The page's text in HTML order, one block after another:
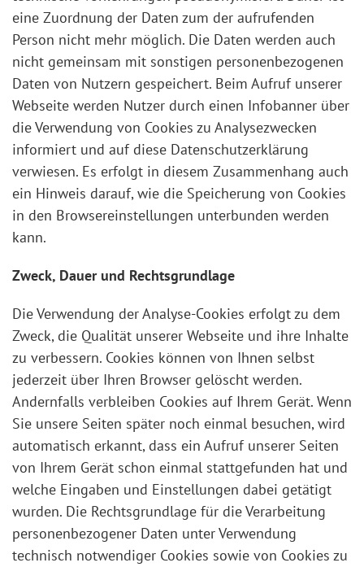
eine Zuordnung der Daten zum der aufrufenden
Person nicht mehr möglich. Die Daten werden auch
nicht gemeinsam mit sonstigen personenbezogenen
Daten von Nutzern gespeichert. Beim Aufruf unserer
Webseite werden Nutzer durch einen Infobanner über
die Verwendung von Cookies zu Analysezwecken
informiert und auf diese Datenschutzerklärung
verwiesen. Es erfolgt in diesem Zusammenhang auch
ein Hinweis darauf, wie die Speicherung von Cookies
in den Browsereinstellungen unterbunden werden
kann.
Zweck, Dauer und Rechtsgrundlage
Die Verwendung der Analyse-Cookies erfolgt zu dem
Zweck, die Qualität unserer Webseite und ihre Inhalte
zu verbessern. Cookies können von Ihnen selbst
jederzeit über Ihren Browser gelöscht werden.
Andernfalls verbleiben Cookies auf Ihrem Gerät. Wenn
Sie unsere Seiten später noch einmal besuchen, wird
automatisch erkannt, dass ein Aufruf unserer Seiten
von Ihrem Gerät schon einmal stattgefunden hat und
welche Eingaben und Einstellungen dabei getätigt
wurden. Die Rechtsgrundlage für die Verarbeitung
personenbezogener Daten unter Verwendung
technisch notwendiger Cookies sowie von Cookies zu